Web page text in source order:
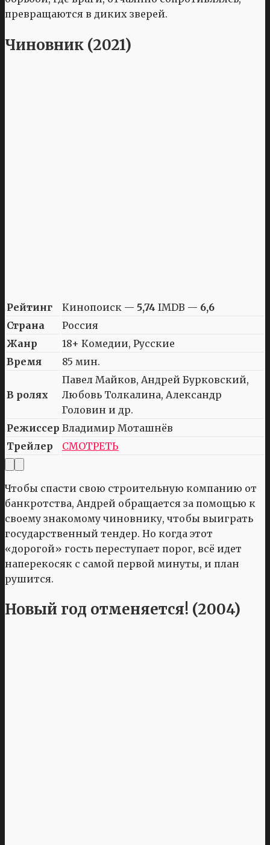
превращаются в диких зверей.
Чиновник (2021)
Рейтинг Кинопоиск — 5,74 IMDB — 6,6
Страна
Россия
Жанр
18+ Комедии, Русские
Время
85 мин.
В ролях
Павел Майков, Андрей Бурковский,
Любовь Толкалина, Александр
Головин и др.
Режиссер Владимир Моташнёв
Трейлер
СМОТРЕТЬ
Чтобы спасти свою строительную компанию от
банкротства, Андрей обращается за помощью к
своему знакомому чиновнику, чтобы выиграть
государственный тендер. Но когда этот
«дорогой» гость переступает порог, всё идет
наперекосяк с самой первой минуты, и план
рушится.
Новый год отменяется! (2004)